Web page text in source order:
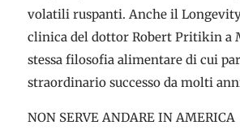
volatili ruspanti. Anche il
clinica del dottor Robert Pritikin a
stessa filosofia alimentare di cui
straordinario successo da molti
NON SERVE ANDARE IN AMERICA